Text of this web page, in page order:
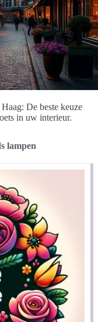
De beste keuze
in uw interieur.
lampen